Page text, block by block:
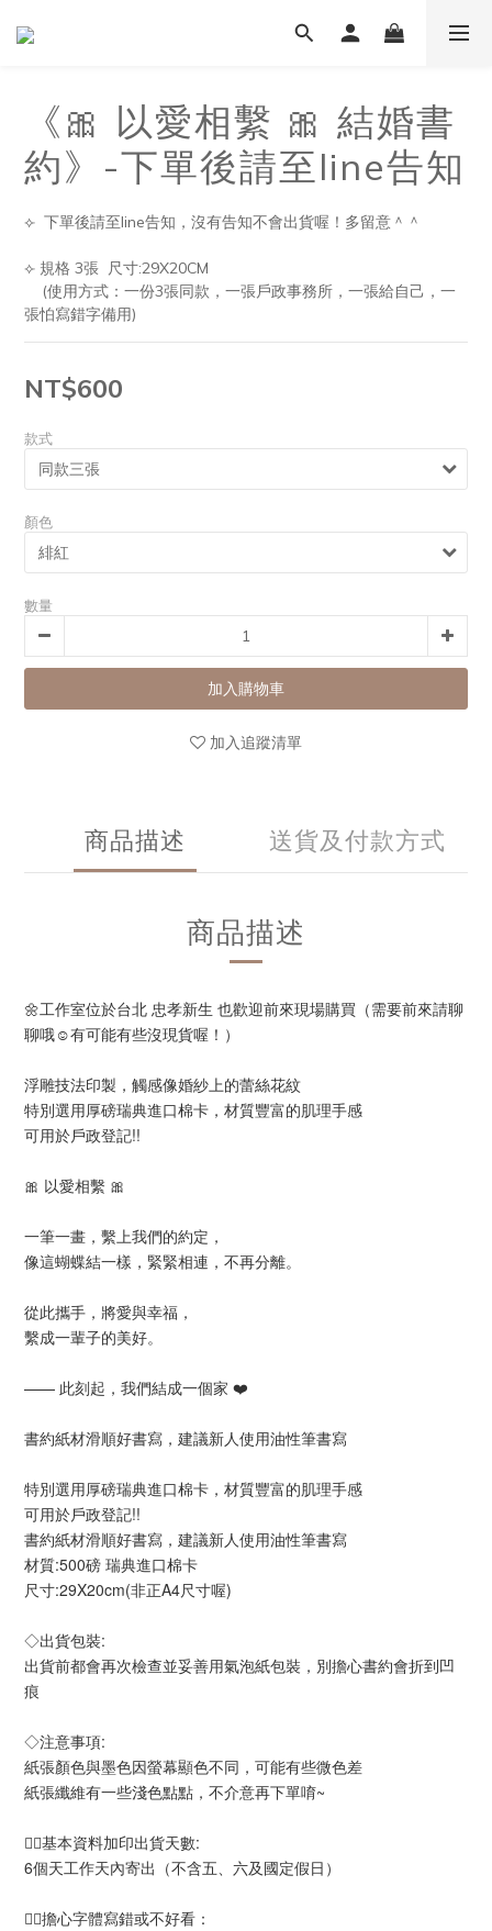
《🎀 以愛相繫 🎀 結婚書
約》-下單後請至line告知
⟣  下單後請至line告知，沒有告知不會出貨喔！多留意＾＾
⟣ 規格 3張  尺寸:29X20CM
張怕寫錯字備用)
NT$600
款式
顏色
數量
加入購物車
加入追蹤清單
商品描述 送貨及付款方式
商品描述
🌼工作室位於台北 忠孝新生 也歡迎前來現場購買（需要前來請聊
聊哦☺️有可能有些沒現貨喔！）
浮雕技法印製，觸感像婚紗上的蕾絲花紋
特別選用厚磅瑞典進口棉卡，材質豐富的肌理手感
可用於戶政登記!!
🎀 以愛相繫 🎀
一筆一畫，繫上我們的約定，
像這蝴蝶結一樣，緊緊相連，不再分離。
從此攜手，將愛與幸福，
繫成一輩子的美好。
—— 此刻起，我們結成一個家 ❤️
書約紙材滑順好書寫，建議新人使用油性筆書寫
特別選用厚磅瑞典進口棉卡，材質豐富的肌理手感
可用於戶政登記!!
書約紙材滑順好書寫，建議新人使用油性筆書寫
材質:500磅 瑞典進口棉卡
尺寸:29X20cm(非正A4尺寸喔)
◇出貨包裝:
出貨前都會再次檢查並妥善用氣泡紙包裝，別擔心書約會折到凹
痕
◇注意事項:
紙張顏色與墨色因螢幕顯色不同，可能有些微色差
紙張纖維有一些淺色點點，不介意再下單唷~
✍🏻基本資料加印出貨天數:
6個天工作天內寄出（不含五、六及國定假日）
✍🏻擔心字體寫錯或不好看：